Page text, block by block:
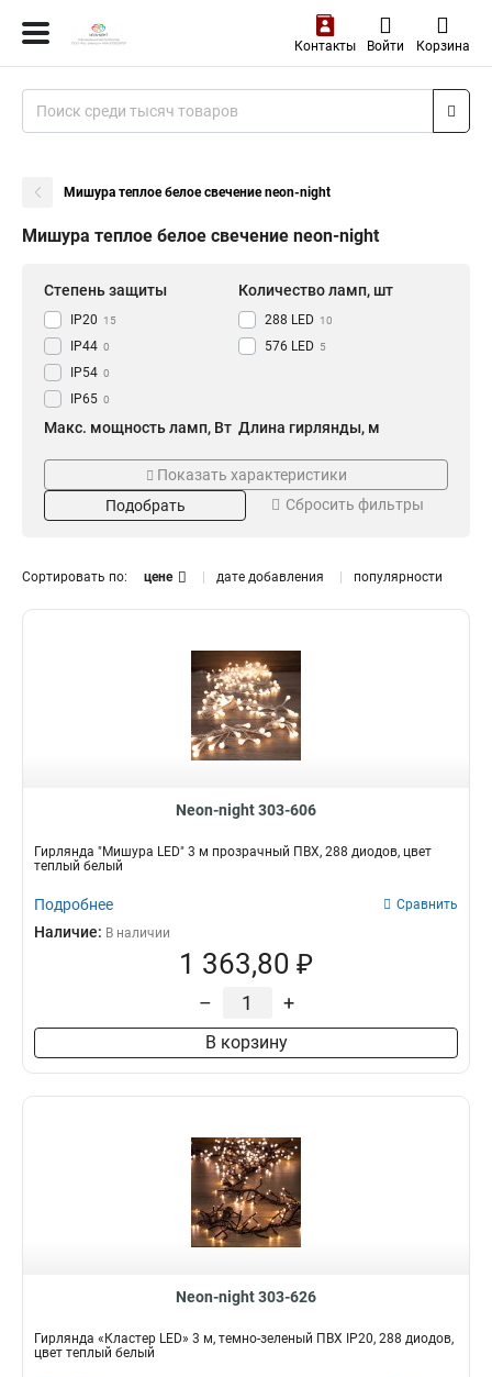
Контакты Войти Корзина
Мишура теплое белое свечение neon-night
Мишура теплое белое свечение neon-night
Степень защиты
IP20 15
IP44 0
IP54 0
IP65 0
Количество ламп, шт
288 LED 10
576 LED 5
Макс. мощность ламп, Вт
18 Вт 11
1
Длина гирлянды, м
3 м 10
6 м 5
Место использования
Тип
Мишура 15 Светодиодная
Показать характеристики
Подобрать
Сбросить фильтры
Сортировать по: цене дате добавления популярности
Neon-night 303-606
Гирлянда "Мишура LED" 3 м прозрачный ПВХ, 288 диодов, цвет
теплый белый
Подробнее Сравнить
Наличие: В наличии
1 363,80 ₽
– +
В корзину
Neon-night 303-626
Гирлянда «Кластер LED» 3 м, темно-зеленый ПВХ IP20, 288 диодов,
цвет теплый белый